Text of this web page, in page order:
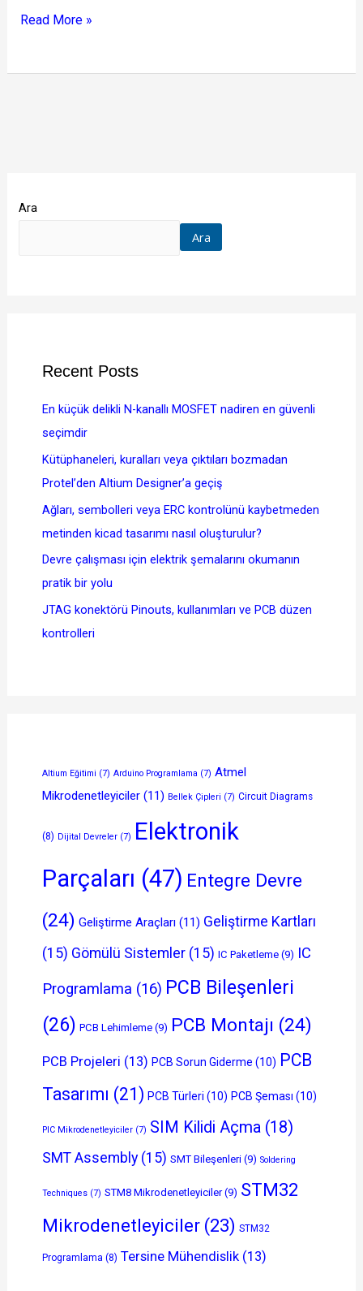
Read More »
Ara
Ara
Recent Posts
En küçük delikli N-kanallı MOSFET nadiren en güvenli
seçimdir
Kütüphaneleri, kuralları veya çıktıları bozmadan
Protel’den Altium Designer’a geçiş
Ağları, sembolleri veya ERC kontrolünü kaybetmeden
metinden kicad tasarımı nasıl oluşturulur?
Devre çalışması için elektrik şemalarını okumanın
pratik bir yolu
JTAG konektörü Pinouts, kullanımları ve PCB düzen
kontrolleri
Altium Eğitimi (7) Arduino Programlama (7) Atmel
Mikrodenetleyiciler (11) Bellek Çipleri (7) Circuit Diagrams
(8) Dijital Devreler (7) Elektronik
Parçaları (47) Entegre Devre
(24) Geliştirme Araçları (11) Geliştirme Kartları
(15) Gömülü Sistemler (15) IC Paketleme (9) IC
Programlama (16) PCB Bileşenleri
(26) PCB Lehimleme (9) PCB Montajı (24)
PCB Projeleri (13) PCB Sorun Giderme (10) PCB
Tasarımı (21) PCB Türleri (10) PCB Şeması (10)
PIC Mikrodenetleyiciler (7) SIM Kilidi Açma (18)
SMT Assembly (15) SMT Bileşenleri (9) Soldering
Techniques (7) STM8 Mikrodenetleyiciler(9) STM32
Mikrodenetleyiciler (23) STM32
Programlama (8) Tersine Mühendislik (13)